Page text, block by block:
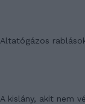
Altatógázos
A kislány, akit nem